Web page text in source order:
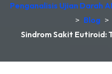
Penganalisis Ujian Darah
> Blog >
Sindrom Sakit Eutiroid: